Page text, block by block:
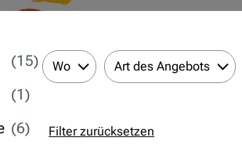
(15)
(1)
(6)
Wo Art des Angebots
Filter zurücksetzen